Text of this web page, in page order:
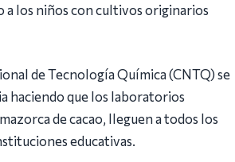
a los niños con cultivos originarios
de Tecnología Química (CNTQ) se
haciendo que los laboratorios
de cacao, lleguen a todos los
educativas.